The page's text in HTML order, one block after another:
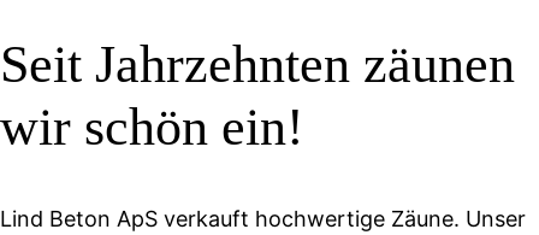
Seit Jahrzehnten zäunen
wir schön ein!
Lind Beton ApS verkauft hochwertige Zäune. Unser